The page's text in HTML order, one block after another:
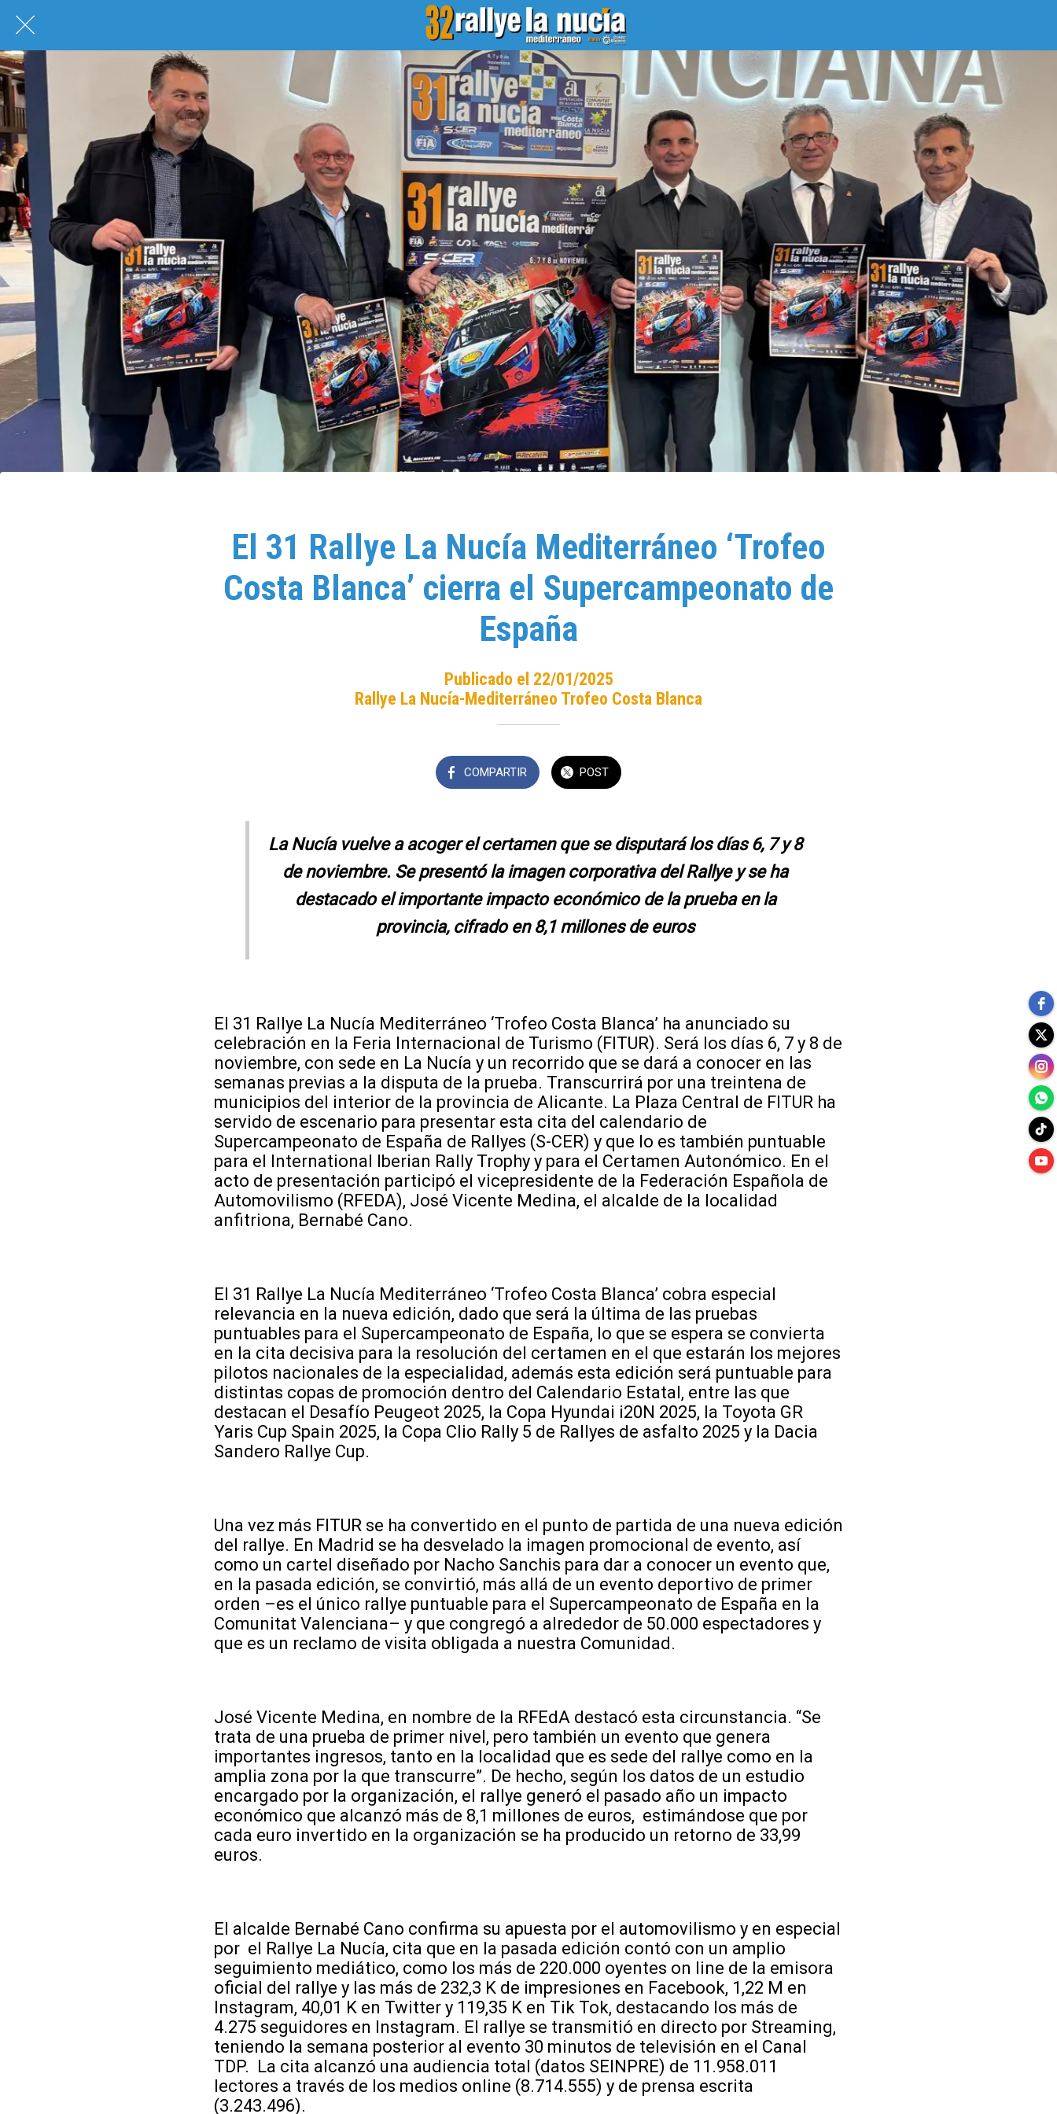
El 31 Rallye La Nucía Mediterráneo ‘Trofeo
Costa Blanca’ cierra el Supercampeonato de
España
Publicado el 22/01/2025
Rallye La Nucía-Mediterráneo Trofeo Costa Blanca
COMPARTIR POST
La Nucía vuelve a acoger el certamen que se disputará los días 6, 7 y 8
de noviembre. Se presentó la imagen corporativa del Rallye y se ha
destacado el importante impacto económico de la prueba en la
provincia, cifrado en 8,1 millones de euros
El 31 Rallye La Nucía Mediterráneo ‘Trofeo Costa Blanca’ ha anunciado su
celebración en la Feria Internacional de Turismo (FITUR). Será los días 6, 7 y 8 de
noviembre, con sede en La Nucía y un recorrido que se dará a conocer en las
semanas previas a la disputa de la prueba. Transcurrirá por una treintena de
municipios del interior de la provincia de Alicante. La Plaza Central de FITUR ha
servido de escenario para presentar esta cita del calendario de
Supercampeonato de España de Rallyes (S-CER) y que lo es también puntuable
para el International Iberian Rally Trophy y para el Certamen Autonómico. En el
acto de presentación participó el vicepresidente de la Federación Española de
Automovilismo (RFEDA), José Vicente Medina, el alcalde de la localidad
anfitriona, Bernabé Cano.
El 31 Rallye La Nucía Mediterráneo ‘Trofeo Costa Blanca’ cobra especial
relevancia en la nueva edición, dado que será la última de las pruebas
puntuables para el Supercampeonato de España, lo que se espera se convierta
en la cita decisiva para la resolución del certamen en el que estarán los mejores
pilotos nacionales de la especialidad, además esta edición será puntuable para
distintas copas de promoción dentro del Calendario Estatal, entre las que
destacan el Desafío Peugeot 2025, la Copa Hyundai i20N 2025, la Toyota GR
Yaris Cup Spain 2025, la Copa Clio Rally 5 de Rallyes de asfalto 2025 y la Dacia
Sandero Rallye Cup.
Una vez más FITUR se ha convertido en el punto de partida de una nueva edición
del rallye. En Madrid se ha desvelado la imagen promocional de evento, así
como un cartel diseñado por Nacho Sanchis para dar a conocer un evento que,
en la pasada edición, se convirtió, más allá de un evento deportivo de primer
orden –es el único rallye puntuable para el Supercampeonato de España en la
Comunitat Valenciana– y que congregó a alrededor de 50.000 espectadores y
que es un reclamo de visita obligada a nuestra Comunidad.
José Vicente Medina, en nombre de la RFEdA destacó esta circunstancia. “Se
trata de una prueba de primer nivel, pero también un evento que genera
importantes ingresos, tanto en la localidad que es sede del rallye como en la
amplia zona por la que transcurre”. De hecho, según los datos de un estudio
encargado por la organización, el rallye generó el pasado año un impacto
económico que alcanzó más de 8,1 millones de euros, estimándose que por
cada euro invertido en la organización se ha producido un retorno de 33,99
euros.
El alcalde Bernabé Cano confirma su apuesta por el automovilismo y en especial
por el Rallye La Nucía, cita que en la pasada edición contó con un amplio
seguimiento mediático, como los más de 220.000 oyentes on line de la emisora
oficial del rallye y las más de 232,3 K de impresiones en Facebook, 1,22 M en
Instagram, 40,01 K en Twitter y 119,35 K en Tik Tok, destacando los más de
4.275 seguidores en Instagram. El rallye se transmitió en directo por Streaming,
teniendo la semana posterior al evento 30 minutos de televisión en el Canal
TDP. La cita alcanzó una audiencia total (datos SEINPRE) de 11.958.011
lectores a través de los medios online (8.714.555) y de prensa escrita
(3.243.496).